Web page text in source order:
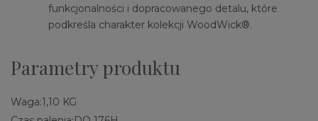
funkcjonalności i dopracowanego detalu, które
podkreśla charakter kolekcji WoodWick®.
Parametry produktu
Waga:1,10 KG